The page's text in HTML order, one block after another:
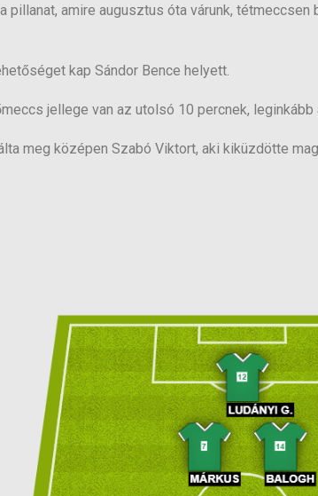
pillanat, amire augusztus óta várunk,
kap Sándor Bence helyett.
jellege van az utolsó 10 percnek, leginkább
meg középen Szabó Viktort, aki kiküzdötte